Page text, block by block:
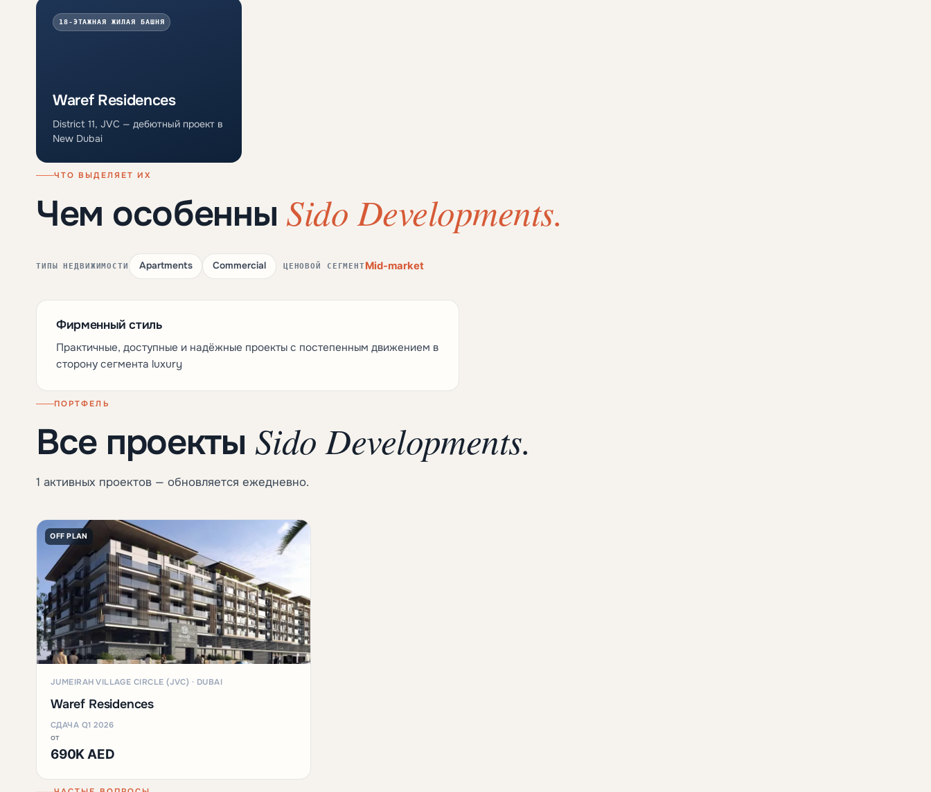
18-ЭТАЖНАЯ ЖИЛАЯ БАШНЯ
Waref Residences
District 11, JVC — дебютный проект в
New Dubai
ЧТО ВЫДЕЛЯЕТ ИХ
Чем особенны Sido Developments.
ТИПЫ НЕДВИЖИМОСТИ Apartments Commercial ЦЕНОВОЙ СЕГМЕНТ Mid-market
Фирменный стиль
Практичные, доступные и надёжные проекты с постепенным движением в
сторону сегмента luxury
ПОРТФЕЛЬ
Все проекты Sido Developments.
1 активных проектов — обновляется ежедневно.
OFF PLAN
JUMEIRAH VILLAGE CIRCLE (JVC) · DUBAI
Waref Residences
СДАЧА Q1 2026
от
690K AED